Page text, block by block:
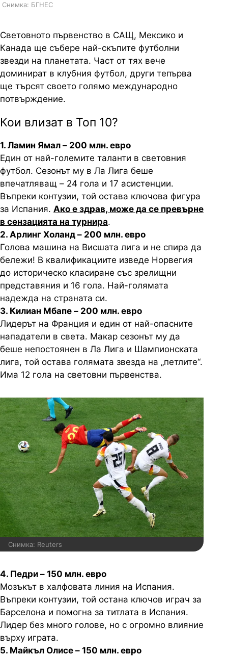
Снимка: БГНЕС
Световното първенство в САЩ, Мексико и
Канада ще събере най-скъпите футболни
звезди на планетата. Част от тях вече
доминират в клубния футбол, други тепърва
ще търсят своето голямо международно
потвърждение.
Кои влизат в Топ 10?
1. Ламин Ямал – 200 млн. евро
Един от най-големите таланти в световния
футбол. Сезонът му в Ла Лига беше
впечатляващ – 24 гола и 17 асистенции.
Въпреки контузии, той остава ключова фигура
за Испания. Ако е здрав, може да се превърне
в сензацията на турнира.
2. Арлинг Холанд – 200 млн. евро
Голова машина на Висшата лига и не спира да
бележи! В квалификациите изведе Норвегия
до историческо класиране със зрелищни
представяния и 16 гола. Най-голямата
надежда на страната си.
3. Килиан Мбапе – 200 млн. евро
Лидерът на Франция и един от най-опасните
нападатели в света. Макар сезонът му да
беше непостоянен в Ла Лига и Шампионската
лига, той остава голямата звезда на „петлите“.
Има 12 гола на световни първенства.
Снимка: Reuters
4. Педри – 150 млн. евро
Мозъкът в халфовата линия на Испания.
Въпреки контузии, той остана ключов играч за
Барселона и помогна за титлата в Испания.
Лидер без много голове, но с огромно влияние
върху играта.
5. Майкъл Олисе – 150 млн. евро